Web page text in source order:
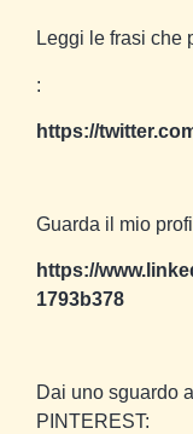
Leggi le frasi che
:
https://
Guarda il mio
https://
1793b378
Dai uno sguardo
PINTEREST: